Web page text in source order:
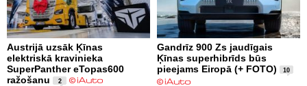
Austrijā uzsāk Ķīnas
elektriskā kravinieka
SuperPanther eTopas600
ražošanu
2
Gandrīz 900 Zs jaudīgais
Ķīnas superhibrīds būs
pieejams Eiropā (+ FOTO)
10